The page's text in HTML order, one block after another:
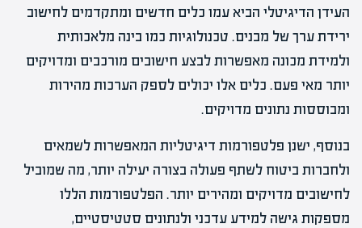
העידן הדיגיטלי הביא עמו כלים חדשים ומתקדמים לחישוב
ירידת ערך של מבנים. טכנולוגיות כמו בינה מלאכותית
ולמידת מכונה מאפשרות לבצע חישובים מורכבים ומדויקים
יותר מאי פעם. כלים אלו יכולים לספק הערכות מהירות
ומבוססות נתונים מדויקים.
בנוסף, ישנן פלטפורמות דיגיטליות המאפשרות לשמאים
ולחברות ביטוח לשתף פעולה בצורה יעילה יותר, מה שמוביל
לחישובים מדויקים ומהירים יותר. הפלטפורמות הללו
מספקות גישה למידע עדכני ולנתונים סטטיסטיים,